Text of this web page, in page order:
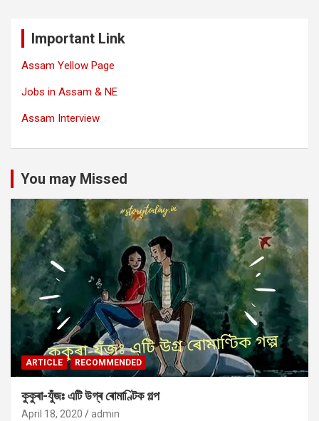
Important Link
Assam Yellow Page
Jobs in Assam & NE
Assam Interview
You may Missed
ARTICLE RECOMMENDED
কুকুৰা-যুঁজঃ এটি উগ্ৰ ৰোমাণ্টিক গল্প
April 18, 2020 admin